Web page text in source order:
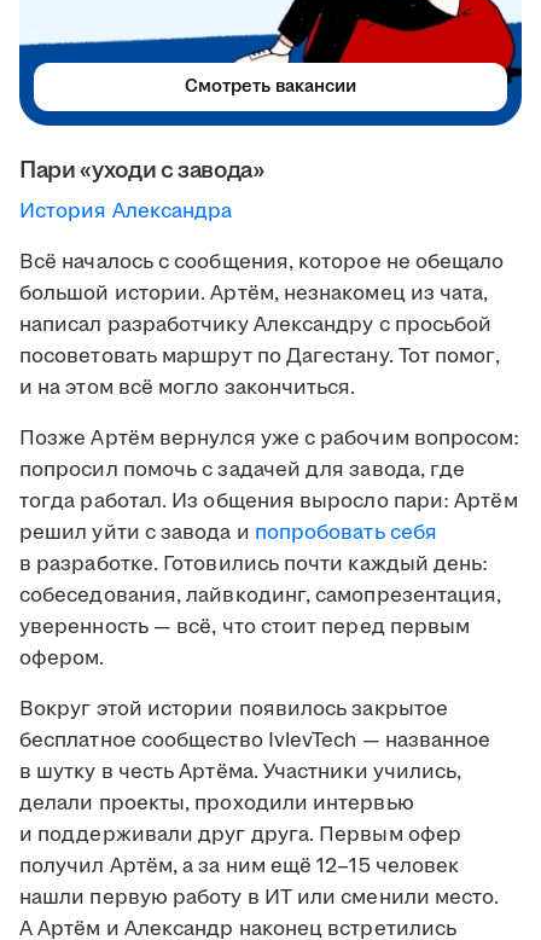
Пари «уходи с завода»
История Александра
Всё началось с сообщения, которое не обещало
большой истории. Артём, незнакомец из чата,
написал разработчику Александру с просьбой
посоветовать маршрут по Дагестану. Тот помог,
и на этом всё могло закончиться.
Позже Артём вернулся уже с рабочим вопросом:
попросил помочь с задачей для завода, где
тогда работал. Из общения выросло пари: Артём
решил уйти с завода и попробовать себя
в разработке. Готовились почти каждый день:
собеседования, лайвкодинг, самопрезентация,
уверенность — всё, что стоит перед первым
офером.
Вокруг этой истории появилось закрытое
бесплатное сообщество IvlevTech — названное
в шутку в честь Артёма. Участники учились,
делали проекты, проходили интервью
и поддерживали друг друга. Первым офер
получил Артём, а за ним ещё 12–15 человек
нашли первую работу в ИТ или сменили место.
А Артём и Александр наконец встретились
Смотреть вакансии